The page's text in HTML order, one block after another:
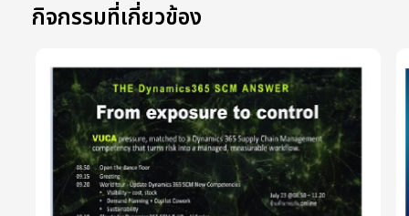
กิจกรรมที่เกี่ยวข้อง